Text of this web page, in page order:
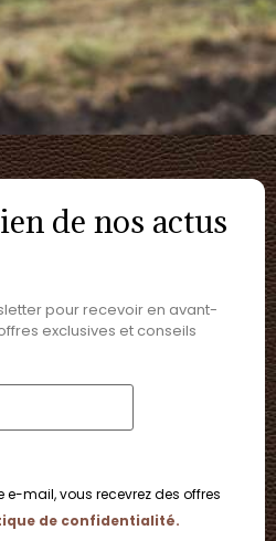
de nos actus
pour recevoir en avant-
exclusives et conseils
e-mail, vous recevrez des offres
de confidentialité.